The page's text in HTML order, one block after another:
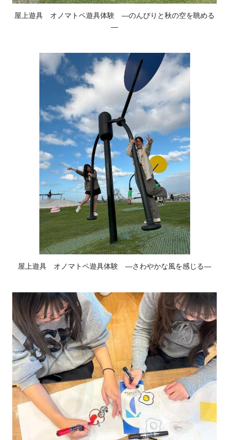
屋上遊具 オノマトペ遊具体験 ―のんびりと秋の空を眺める
―
屋上遊具 オノマトペ遊具体験 ―さわやかな風を感じる―